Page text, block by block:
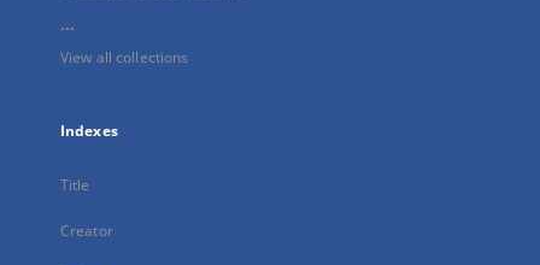
...
View all collections
Indexes
Title
Creator